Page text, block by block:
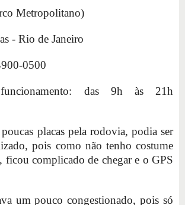
Metropolitano)
- Rio de Janeiro
0500
das 9h às 21h
placas pela rodovia, podia ser
pois como não tenho costume
ficou complicado de chegar e o GPS
um pouco congestionado, pois só